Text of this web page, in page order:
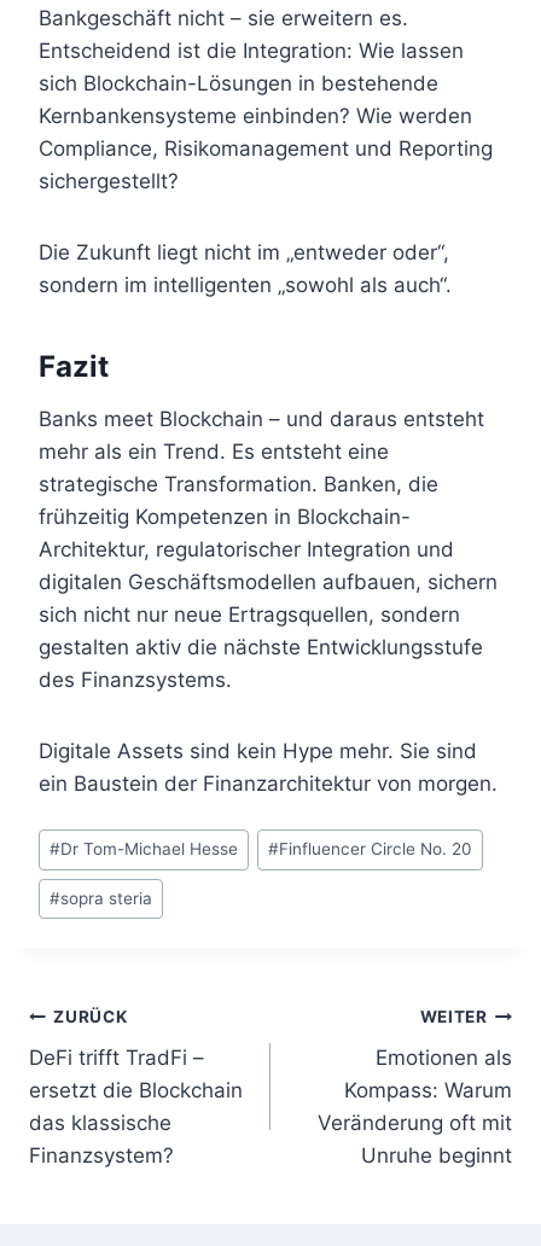
Bankgeschäft nicht – sie erweitern es.
Entscheidend ist die Integration: Wie lassen
sich Blockchain-Lösungen in bestehende
Kernbankensysteme einbinden? Wie werden
Compliance, Risikomanagement und Reporting
sichergestellt?
Die Zukunft liegt nicht im „entweder oder“,
sondern im intelligenten „sowohl als auch“.
Fazit
Banks meet Blockchain – und daraus entsteht
mehr als ein Trend. Es entsteht eine
strategische Transformation. Banken, die
frühzeitig Kompetenzen in Blockchain-
Architektur, regulatorischer Integration und
digitalen Geschäftsmodellen aufbauen, sichern
sich nicht nur neue Ertragsquellen, sondern
gestalten aktiv die nächste Entwicklungsstufe
des Finanzsystems.
Digitale Assets sind kein Hype mehr. Sie sind
ein Baustein der Finanzarchitektur von morgen.
Schlagworte:
#Dr Tom-Michael Hesse #Finfluencer Circle No. 20
#sopra steria
Beitragsnavigation
ZURÜCK
DeFi trifft TradFi –
ersetzt die Blockchain
das klassische
Finanzsystem?
WEITER
Emotionen als
Kompass: Warum
Veränderung oft mit
Unruhe beginnt